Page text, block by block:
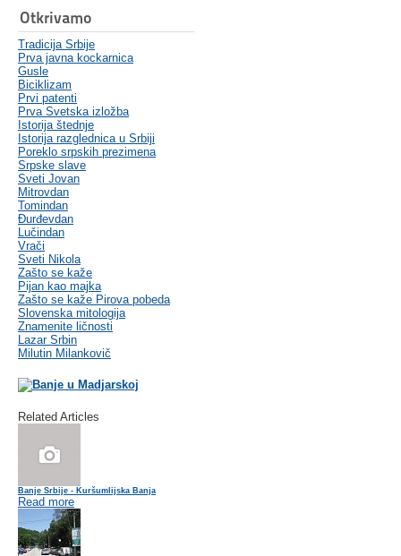
Otkrivamo
Tradicija Srbije
Prva javna kockarnica
Gusle
Biciklizam
Prvi patenti
Prva Svetska izložba
Istorija štednje
Istorija razglednica u Srbiji
Poreklo srpskih prezimena
Srpske slave
Sveti Jovan
Mitrovdan
Tomindan
Đurđevdan
Lučindan
Vrači
Sveti Nikola
Zašto se kaže
Pijan kao majka
Zašto se kaže Pirova pobeda
Slovenska mitologija
Znamenite ličnosti
Lazar Srbin
Milutin Milankovič
Related Articles
Banje Srbije - Kuršumlijska Banja
Read more